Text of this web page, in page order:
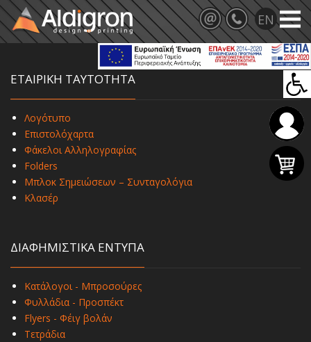
ΕΤΑΙΡΙΚΗ ΤΑΥΤΟΤΗΤΑ
Λογότυπο
Επιστολόχαρτα
Φάκελοι Αλληλογραφίας
Folders
Μπλοκ Σημειώσεων – Συνταγολόγια
Κλασέρ
ΔΙΑΦΗΜΙΣΤΙΚΑ ΕΝΤΥΠΑ
Κατάλογοι - Μπροσούρες
Φυλλάδια - Προσπέκτ
Flyers - Φέιγ βολάν
Τετράδια